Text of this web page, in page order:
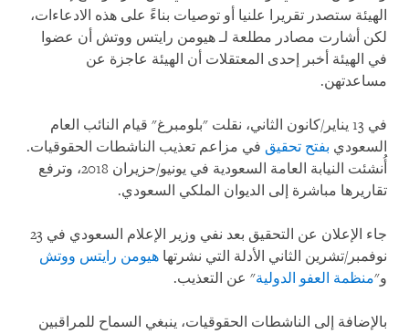
الهيئة ستصدر تقريرا علنيا أو توصيات بناءً على هذه الادعاءات،
لكن أشارت مصادر مطلعة لـ هيومن رايتس ووتش أن عضوا
في الهيئة أخبر إحدى المعتقلات أن الهيئة عاجزة عن
مساعدتهن.
في 13 يناير/كانون الثاني، نقلت "بلومبرغ" قيام النائب العام
السعودي بفتح تحقيق في مزاعم تعذيب الناشطات الحقوقيات.
أُنشئت النيابة العامة السعودية في يونيو/حزيران 2018، وترفع
تقاريرها مباشرة إلى الديوان الملكي السعودي.
جاء الإعلان عن التحقيق بعد نفي وزير الإعلام السعودي في 23
نوفمبر/تشرين الثاني الأدلة التي نشرتها هيومن رايتس ووتش
و"منظمة العفو الدولية" عن التعذيب.
بالإضافة إلى الناشطات الحقوقيات، ينبغي السماح للمراقبين